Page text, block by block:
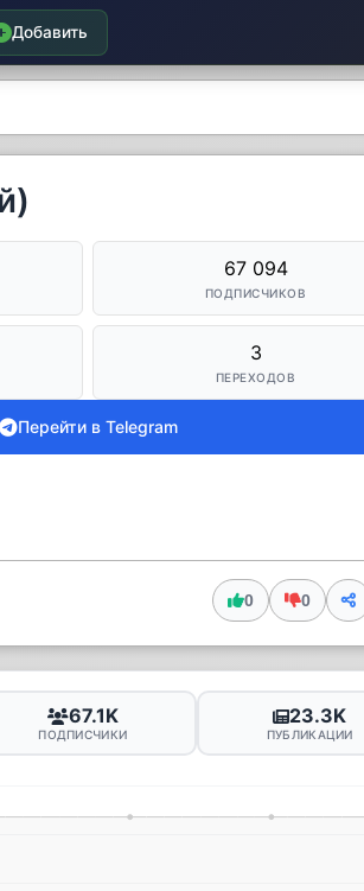
Добавить
67 094
ПОДПИСЧИКОВ
3
ПЕРЕХОДОВ
Перейти в Telegram
0 0
67.1K
ПОДПИСЧИКИ
23.3K
ПУБЛИКАЦИИ